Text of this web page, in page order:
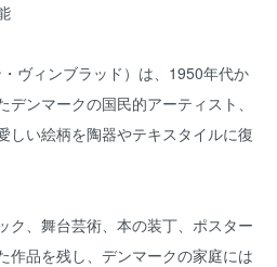
ヴィンブラッド）は、1950年代か
ンマークの国民的アーティスト、
しい絵柄を陶器やテキスタイルに復
ク、舞台芸術、本の装丁、ポスター
作品を残し、デンマークの家庭には